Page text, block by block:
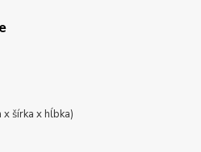
šírka x hĺbka)